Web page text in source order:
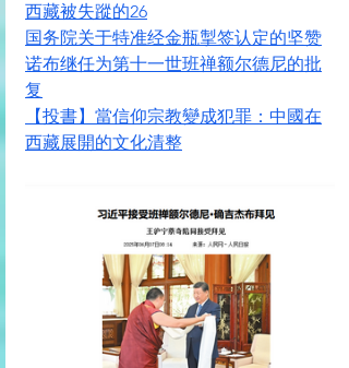
西藏被失蹤的26
国务院关于特准经金瓶掣签认定的坚赞
诺布继任为第十一世班禅额尔德尼的批
复
【投書】當信仰宗教變成犯罪：中國在
西藏展開的文化清整